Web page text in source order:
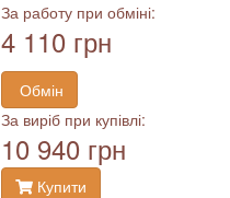
За работу при обміні:
4 110 грн
Обмін
За виріб при купівлі:
10 940 грн
Купити